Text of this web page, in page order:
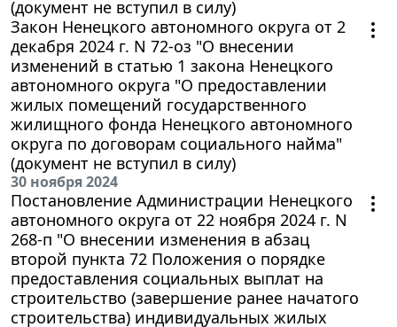
(документ не вступил в силу)
Закон Ненецкого автономного округа от 2
декабря 2024 г. N 72-оз "О внесении
изменений в статью 1 закона Ненецкого
автономного округа "О предоставлении
жилых помещений государственного
жилищного фонда Ненецкого автономного
округа по договорам социального найма"
(документ не вступил в силу)
30 ноября 2024
Постановление Администрации Ненецкого
автономного округа от 22 ноября 2024 г. N
268-п "О внесении изменения в абзац
второй пункта 72 Положения о порядке
предоставления социальных выплат на
строительство (завершение ранее начатого
строительства) индивидуальных жилых